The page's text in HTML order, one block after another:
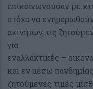
επικοινωνούσαν με
στόχο να
ακινήτων, τις
για
εναλλακτικές –
και εν μέσω πανδημίας
ζητούμενες τιμές